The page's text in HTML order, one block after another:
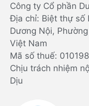
Công ty Cổ phần
Địa chỉ: Biệt thự số
Dương Nội,
Việt Nam
Mã số thuế:
Chịu trách nhiệm
Dịu